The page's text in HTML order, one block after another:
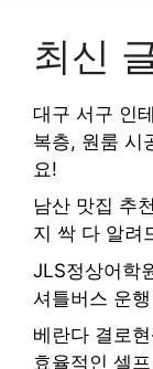
최신
대구 서구 인
복층, 원룸 시
요!
남산 맛집 추
지 싹 다 알려
JLS정상어학
셔틀버스 운
베란다 결로
효율적인 셀